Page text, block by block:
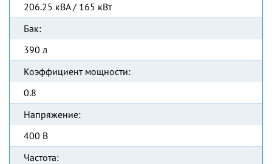
206.25 кВА / 165 кВт
Бак:
390 л
Коэффициент мощности:
0.8
Напряжение:
400 В
Частота: